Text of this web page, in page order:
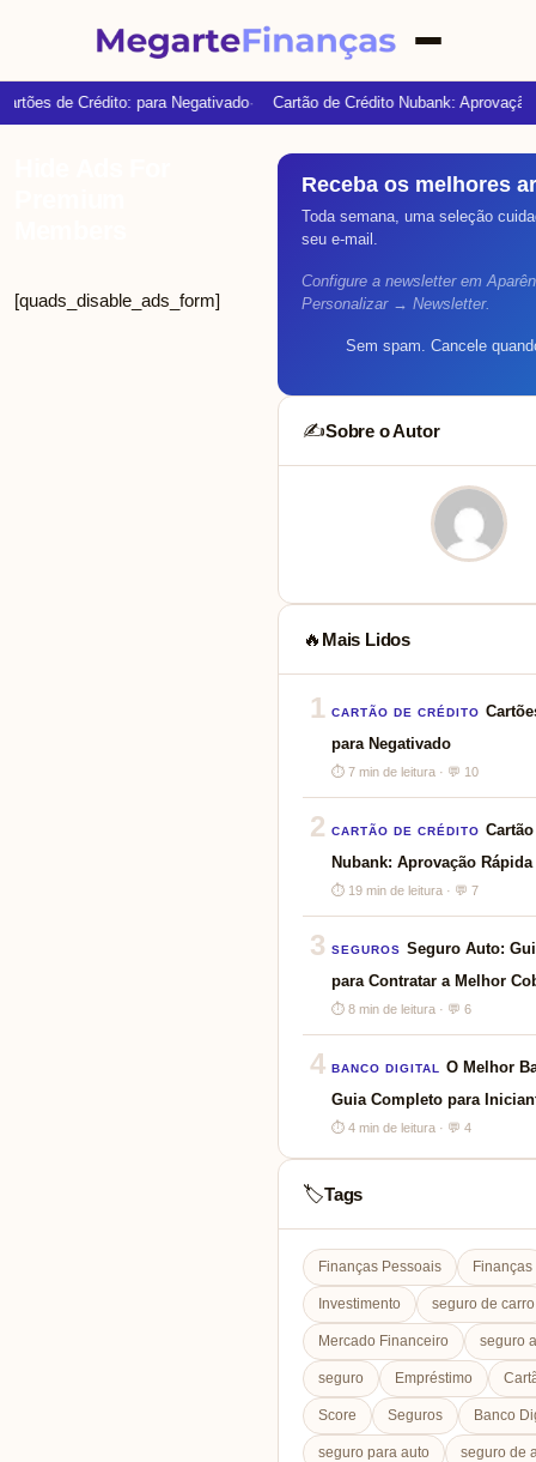
de Crédito: para Negativado Cartão de Crédito Nubank:
[quads_disable_ads_form]
Receba os melhores
Toda semana, uma seleção
seu e-mail.
Configure a newsletter em
Personalizar → Newsletter.
Sem spam. Cancele
✍️Sobre o Autor
🔥 Mais Lidos
1 CARTÃO DE CRÉDITO
para Negativado
⏱ 7 min de leitura · 💬 10
2 CARTÃO DE CRÉDITO
Nubank: Aprovação Rápida
⏱ 19 min de leitura · 💬 7
3 SEGUROS Seguro Auto:
para Contratar a Melhor
⏱ 8 min de leitura · 💬 6
4 BANCO DIGITAL
O Melhor
Guia Completo para
⏱ 4 min de leitura · 💬 4
🏷️Tags
Finanças Pessoais Finanças
Investimento seguro de carro
Mercado Financeiro seguro
seguro Empréstimo
Score Seguros Banco
seguro para auto seguro de